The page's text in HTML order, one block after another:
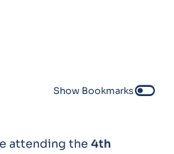
Show Bookmarkstoggle_off
attending the 4th